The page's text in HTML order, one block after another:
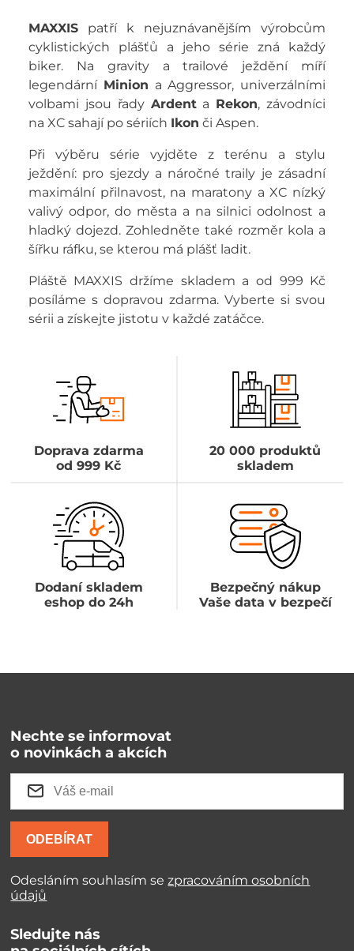
MAXXISpatří k nejuznávanějším výrobcům
cyklistických plášťů a jeho série zná každý
biker. Na gravity a trailové ježdění míří
legendární Minion a Aggressor, univerzálními
volbami jsou řady Ardenta Rekon, závodníci
na XC sahají po sériích Ikon či Aspen.
Při výběru série vyjděte z terénu a stylu
ježdění: pro sjezdy a náročné traily je zásadní
maximální přilnavost, na maratony a XC nízký
valivý odpor, do města a na silnici odolnost a
hladký dojezd. Zohledněte také rozměr kola a
šířku ráfku, se kterou má plášť ladit.
Pláště MAXXIS držíme skladem a od 999 Kč
posíláme s dopravou zdarma. Vyberte si svou
sérii a získejte jistotu v každé zatáčce.
Doprava zdarma
od 999 Kč
20 000 produktů
skladem
Dodaní skladem
eshop do 24h
Bezpečný nákup
Vaše data v bezpečí
Nechte se informovat
o novinkách a akcích
ODEBÍRAT
Odesláním souhlasím sezpracováním osobních
údajů
Sledujte nás